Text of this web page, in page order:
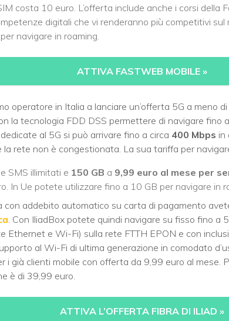
costa 10 euro. L’offerta include anche i corsi della
digitali che vi renderanno più competitivi
navigare in roaming.
ATTIVA FASTWEB MOBILE »
operatore in Italia a lanciare un’offerta 5G a meno
la tecnologia FDD DSS permettere di navigare fino a
al 5G si può arrivare fino a circa 400 Mbps in
rete non è congestionata. La sua tariffa per
SMS illimitati e 150 GB a 9,99 euro al mese per
In Ue potete utilizzare fino a 10 GB per navigare in
addebito automatico su carta di pagamento
. Con IliadBox potete quindi navigare su fisso fino a
Ethernet e Wi-Fi) sulla rete FTTH EPON e con
al Wi-Fi di ultima generazione in comodato
i già clienti mobile con offerta da 9,99 euro al mese.
è di 39,99 euro.
ATTIVA L’OFFERTA FIBRA DI ILIAD »